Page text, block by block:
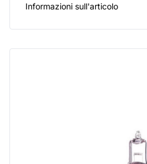
Informazioni sull'articolo